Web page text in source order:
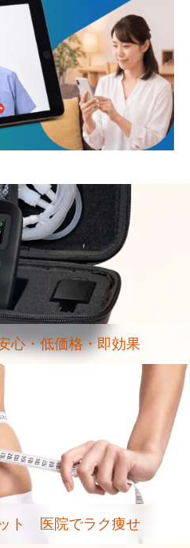
心・低価格・即効果
ト 医院でラク痩せ